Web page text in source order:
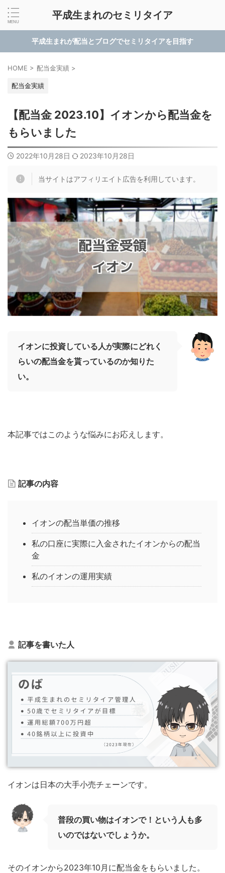
平成生まれのセミリタイア
平成生まれが配当とブログでセミリタイアを目指す
HOME > 配当金実績 >
配当金実績
【配当金 2023.10】イオンから配当金を
もらいました
2022年10月28日 2023年10月28日
当サイトはアフィリエイト広告を利用しています。
イオンに投資している人が実際にどれく
らいの配当金を貰っているのか知りた
い。
本記事ではこのような悩みにお応えします。
記事の内容
イオンの配当単価の推移
私の口座に実際に入金されたイオンからの配当
金
私のイオンの運用実績
記事を書いた人
イオンは日本の大手小売チェーンです。
普段の買い物はイオンで！という人も多
いのではないでしょうか。
そのイオンから2023年10月に配当金をもらいました。